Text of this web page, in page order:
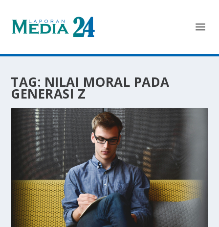
TAG: NILAI MORAL PADA
GENERASI Z